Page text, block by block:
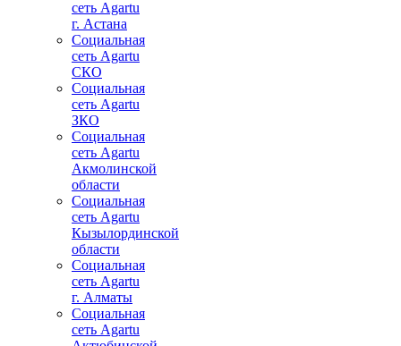
сеть Agartu
г. Астана
Социальная
сеть Agartu
СКО
Социальная
сеть Agartu
ЗКО
Социальная
сеть Agartu
Акмолинской
области
Социальная
сеть Agartu
Кызылординской
области
Социальная
сеть Agartu
г. Алматы
Социальная
сеть Agartu